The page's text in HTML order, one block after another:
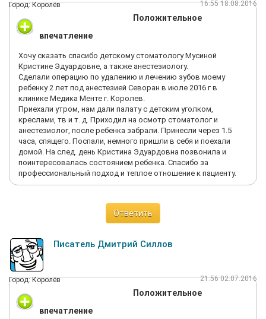
Город: Королёв 16:55 18.08.2016
Положительное
впечатление
Хочу сказать спасибо детскому стоматологу Мусиной
Кристине Эдуардовне, а также анестезиологу.
Сделали операцию по удалению и лечению зубов моему
ребенку 2 лет под анестезией Севоран в июле 2016 г в
клинике Медика Менте г. Королев.
Приехали утром, нам дали палату с детским уголком,
креслами, тв и т. д. Приходил на осмотр стоматолог и
анестезиолог, после ребенка забрали. Принесли через 1.5
часа, спящего. Поспали, немного пришли в себя и поехали
домой. На след. день Кристина Эдуардовна позвонила и
поинтересовалась состоянием ребенка. Спасибо за
профессиональный подход и теплое отношение к пациенту.
Ответить
Писатель Дмитрий Силлов
Город: Королёв 21:56 02.07.2016
Положительное
впечатление